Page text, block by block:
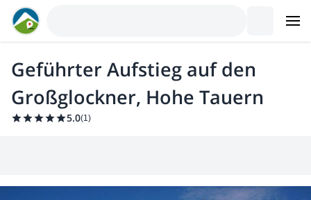
Geführter Aufstieg auf den
Großglockner, Hohe Tauern
5.0(1)